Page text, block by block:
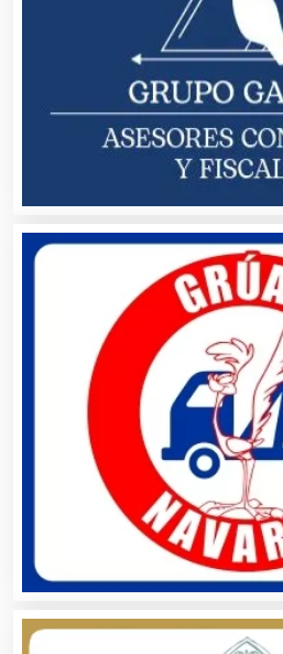
Aseguradoras
Asesores Técnicos
Asesoría Fiscal
Asociaciones Civiles
Asociaciones
Audio, Sonido e
Audios para Eventos